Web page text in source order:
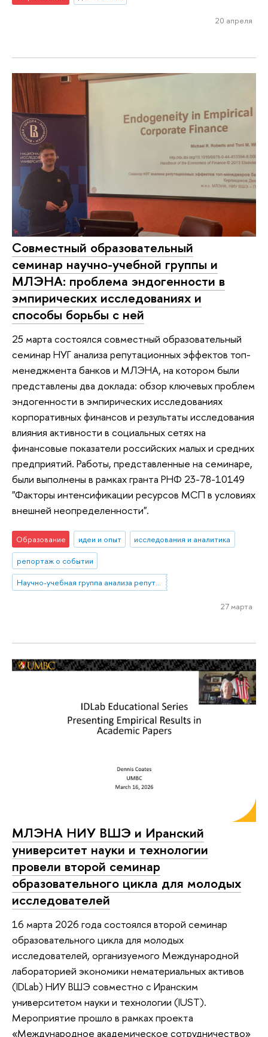
20 апреля
Совместный образовательный
семинар научно-учебной группы и
МЛЭНА: проблема эндогенности в
эмпирических исследованиях и
способы борьбы с ней
25 марта состоялся совместный образовательный
семинар НУГ анализа репутационных эффектов топ-
менеджмента банков и МЛЭНА, на котором были
представлены два доклада: обзор ключевых проблем
эндогенности в эмпирических исследованиях
корпоративных финансов и результаты исследования
влияния активности в социальных сетях на
финансовые показатели российских малых и средних
предприятий. Работы, представленные на семинаре,
были выполнены в рамках гранта РНФ 23-78-10149
"Факторы интенсификации ресурсов МСП в условиях
внешней неопределенности".
Образование идеи и опыт
исследования и аналитика
репортаж о событии
Научно-учебная группа анализа репутационных эффектов топ-менеджмента банков
27 марта
МЛЭНА НИУ ВШЭ и Иранский
университет науки и технологии
провели второй семинар
образовательного цикла для молодых
исследователей
16 марта 2026 года состоялся второй семинар
образовательного цикла для молодых
исследователей, организуемого Международной
лабораторией экономики нематериальных активов
(IDLab) НИУ ВШЭ совместно с Иранским
университетом науки и технологии (IUST).
Мероприятие прошло в рамках проекта
«Международное академическое сотрудничество»